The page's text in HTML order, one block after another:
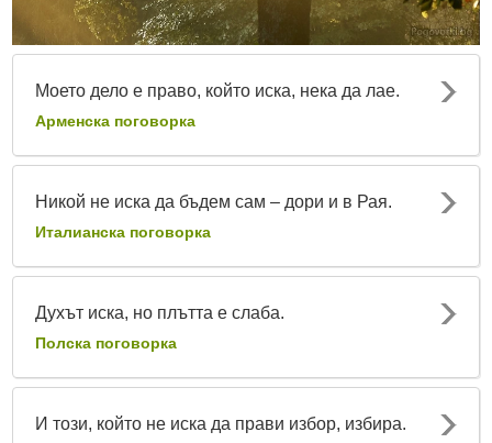
Моето дело е право, който иска, нека да лае.
Арменска поговорка
Никой не иска да бъдем сам – дори и в Рая.
Италианска поговорка
Духът иска, но плътта е слаба.
Полска поговорка
И този, който не иска да прави избор, избира.